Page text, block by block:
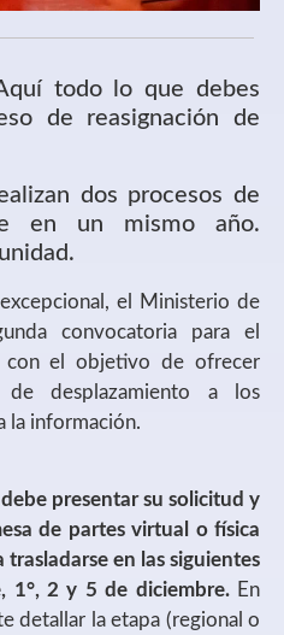
todo lo que debes
de reasignación de
dos procesos de
en un mismo año.
el Ministerio de
convocatoria para el
con el objetivo de ofrecer
de desplazamiento a los
la información.
presentar su solicitud y
de partes virtual o física
trasladarse en las siguientes
1°, 2 y 5 de diciembre.En
detallar la etapa (regional o